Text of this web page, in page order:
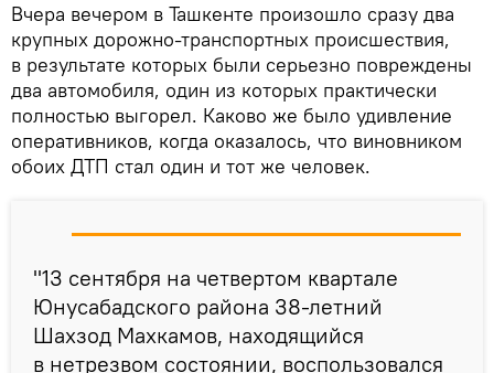
Вчера вечером в Ташкенте произошло сразу два
крупных дорожно-транспортных происшествия,
в результате которых были серьезно повреждены
два автомобиля, один из которых практически
полностью выгорел. Каково же было удивление
оперативников, когда оказалось, что виновником
обоих ДТП стал один и тот же человек.
"13 сентября на четвертом квартале
Юнусабадского района 38-летний
Шахзод Махкамов, находящийся
в нетрезвом состоянии, воспользовался